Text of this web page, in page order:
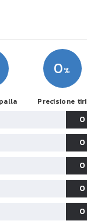
0
Precisione tiri
0
0
0
0
0